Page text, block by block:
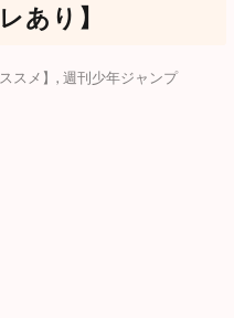
り】
メ】 , 週刊少年ジャンプ